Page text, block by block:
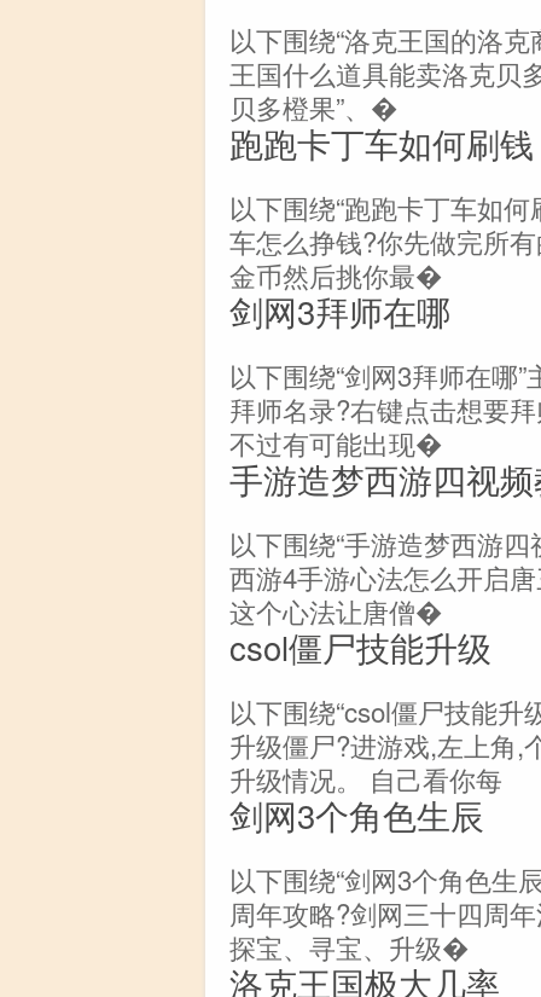
以下围绕“洛克王国的洛
王国什么道具能卖洛克贝
贝多橙果”、�
跑跑卡丁车如何刷钱
以下围绕“跑跑卡丁车如
车怎么挣钱?你先做完所
金币然后挑你最�
剑网3拜师在哪
以下围绕“剑网3拜师在哪
拜师名录?右键点击想要
不过有可能出现�
手游造梦西游四视
以下围绕“手游造梦西游
西游4手游心法怎么开启
这个心法让唐僧�
csol僵尸技能升级
以下围绕“csol僵尸技能升
升级僵尸?进游戏,左上角,
升级情况。 自己看你每
剑网3个角色生辰
以下围绕“剑网3个角色生
周年攻略?剑网三十四周
探宝、寻宝、升级�
洛克王国极大几率